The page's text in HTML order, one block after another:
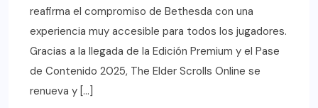
reafirma el compromiso de Bethesda con una
experiencia muy accesible para todos los jugadores.
Gracias a la llegada de la Edición Premium y el Pase
de Contenido 2025, The Elder Scrolls Online se
renueva y […]